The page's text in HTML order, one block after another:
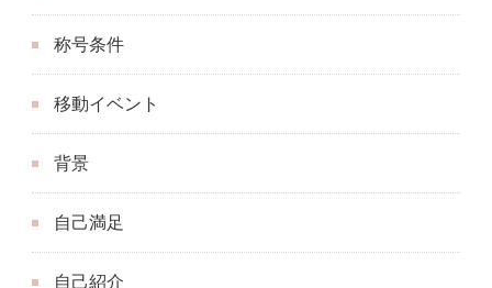
称号条件
移動イベント
背景
自己満足
自己紹介